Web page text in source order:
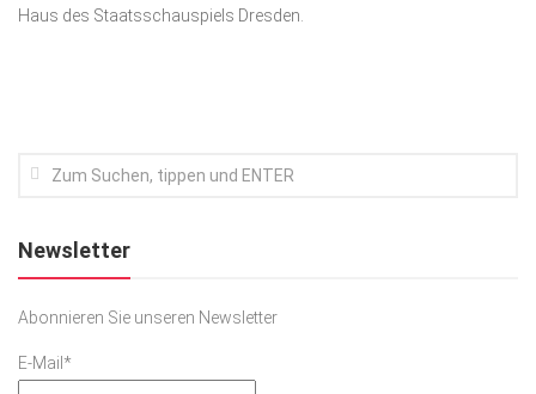
Kunst & Kultur
SACHSEN IN PARIS
Haus des Staatsschauspiels Dresden.
Newsletter
Abonnieren Sie unseren Newsletter
E-Mail*